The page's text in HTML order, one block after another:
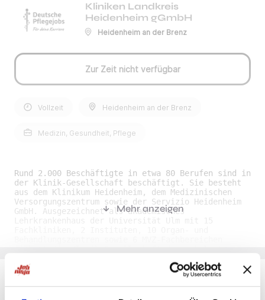
Kliniken Landkreis
Heidenheim gGmbH
Heidenheim an der Brenz
Zur Zeit nicht verfügbar
Vollzeit Heidenheim an der Brenz
Medizin, Gesundheit, Pflege
Rund 2.000 Beschäftigte in etwa 80 Berufen sind in
der Klinik-Gesellschaft beschäftigt. Sie besteht
aus dem Klinikum Heidenheim, dem Medizinischen
Versorgungszentrum sowie der Servizio Heidenheim
GmbH. Ausgezeichnet als akademisches
größten Arbeitgebern und
Dienstleistungsunternehmen in der Region
Ostwürttemberg. Unser MVZ ist eine
hundertprozentige Tochtergesellschaft der Kliniken
Mehr anzeigen